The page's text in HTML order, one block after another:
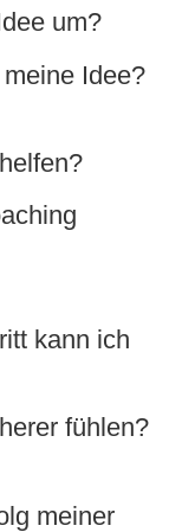
um?
Idee?
kann ich
fühlen?
meiner